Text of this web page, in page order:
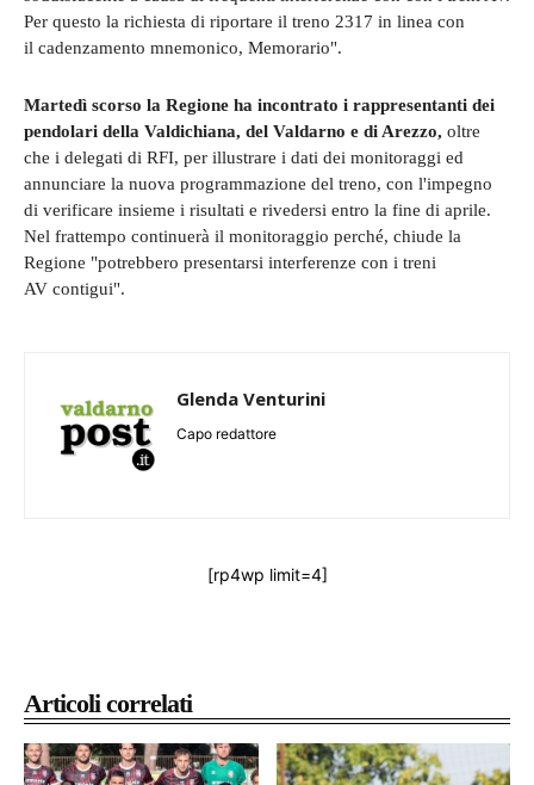
Articoli correlati
Per questo la richiesta di riportare il treno 2317 in linea con
il cadenzamento mnemonico, Memorario".
Martedì scorso la Regione ha incontrato i rappresentanti dei
pendolari della Valdichiana, del Valdarno e di Arezzo, oltre
che i delegati di RFI, per illustrare i dati dei monitoraggi ed
annunciare la nuova programmazione del treno, con l'impegno
di verificare insieme i risultati e rivedersi entro la fine di aprile.
Nel frattempo continuerà il monitoraggio perché, chiude la
Regione "potrebbero presentarsi interferenze con i treni
AV contigui".
Glenda Venturini
Capo redattore
[rp4wp limit=4]